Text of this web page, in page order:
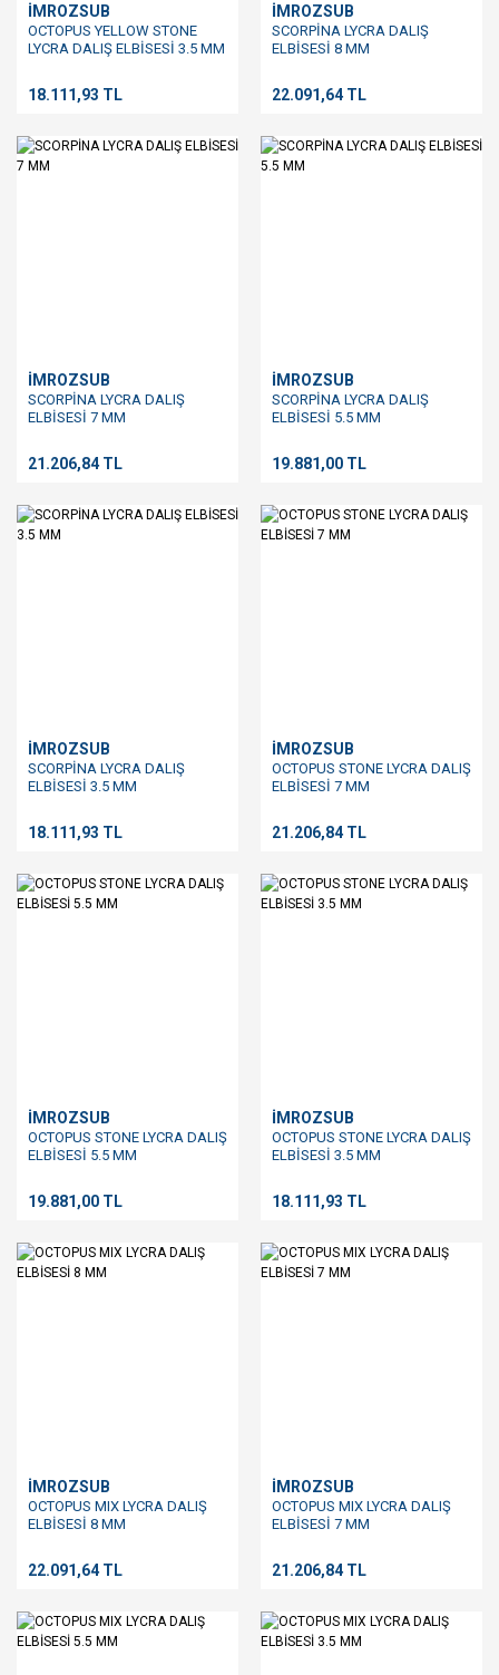
İMROZSUB
OCTOPUS YELLOW STONE
LYCRA DALIŞ ELBİSESİ 3.5 MM
18.111,93 TL
İMROZSUB
SCORPİNA LYCRA DALIŞ
ELBİSESİ 8 MM
22.091,64 TL
İMROZSUB
SCORPİNA LYCRA DALIŞ
ELBİSESİ 7 MM
21.206,84 TL
İMROZSUB
SCORPİNA LYCRA DALIŞ
ELBİSESİ 5.5 MM
19.881,00 TL
İMROZSUB
SCORPİNA LYCRA DALIŞ
ELBİSESİ 3.5 MM
18.111,93 TL
İMROZSUB
OCTOPUS STONE LYCRA DALIŞ
ELBİSESİ 7 MM
21.206,84 TL
İMROZSUB
OCTOPUS STONE LYCRA DALIŞ
ELBİSESİ 5.5 MM
19.881,00 TL
İMROZSUB
OCTOPUS STONE LYCRA DALIŞ
ELBİSESİ 3.5 MM
18.111,93 TL
İMROZSUB
OCTOPUS MIX LYCRA DALIŞ
ELBİSESİ 8 MM
22.091,64 TL
İMROZSUB
OCTOPUS MIX LYCRA DALIŞ
ELBİSESİ 7 MM
21.206,84 TL